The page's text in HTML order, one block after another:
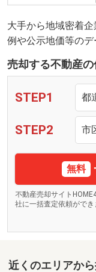
大手から地域密着
例や公示地価等のデ
売却する不動産
STEP1
STEP2
無料
不動産売却サイト
社に一括査定依頼ができ
近くのエリアか